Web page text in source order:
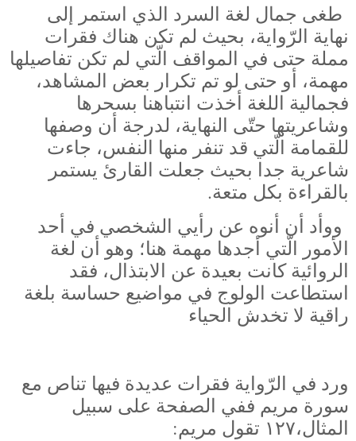
طغى جمال لغة السرد الذي استمر إلى
نهاية الرّواية، بحيث لم تكن هناك فقرات
مملة حتى في المواقف الّتي لم تكن تفاصيلها
مهمة، أو حتى لو تم تكرار بعض المشاهد،
فجمالية اللغة أخذت انتباهنا بسحرها
وشاعريتها حتّى النهاية، لدرجة أن وصفها
للقمامة الّتي قد تنفر منها النفس، جاءت
شاعرية جدا بحيث جعلت القارئ يستمر
بالقراءة بكل متعة.
ووأد أن أنوه عن رأيي الشخصي في أحد
الأمور الّتي أجدها مهمة هنا؛ وهو أن لغة
الروائية كانت بعيدة عن الابتذال، فقد
استطاعت الولوج في مواضيع حساسة بلغة
راقية لا تخدش الحياء
ورد في الرّواية فقرات عديدة فيها تناص مع
سورة مريم ففي الصفحة على سبيل
المثال،١٢٧ تقول مريم: